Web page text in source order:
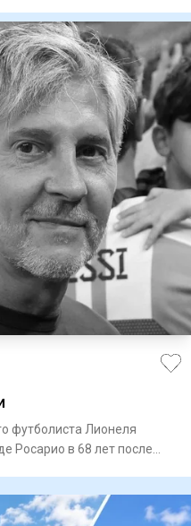
футболиста Лионеля
Росарио в 68 лет после